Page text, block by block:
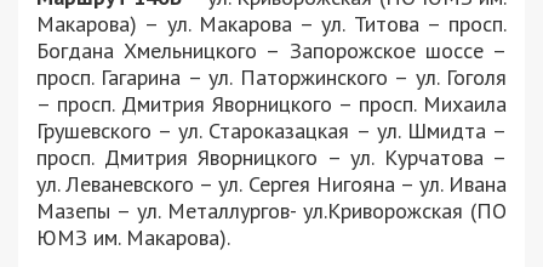
Макарова) – ул. Макарова – ул. Титова – просп.
Богдана Хмельницкого – Запорожское шоссе –
просп. Гагарина – ул. Паторжинского – ул. Гоголя
– просп. Дмитрия Яворницкого – просп. Михаила
Грушевского – ул. Староказацкая – ул. Шмидта –
просп. Дмитрия Яворницкого – ул. Курчатова –
ул. Леваневского – ул. Сергея Нигояна – ул. Ивана
Мазепы – ул. Металлургов- ул.Криворожская (ПО
ЮМЗ им. Макарова).